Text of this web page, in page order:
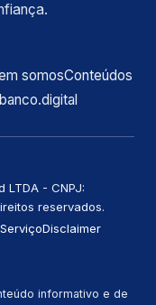
somosConteúdos
- CNPJ:
reservados.
Disclaimer
informativo e de